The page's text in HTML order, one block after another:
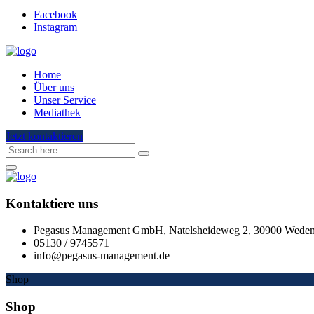
Facebook
Instagram
Home
Über uns
Unser Service
Mediathek
Jetzt kontaktieren
Kontaktiere uns
Pegasus Management GmbH, Natelsheideweg 2, 30900
05130 / 9745571
info@pegasus-management.de
Shop
Shop